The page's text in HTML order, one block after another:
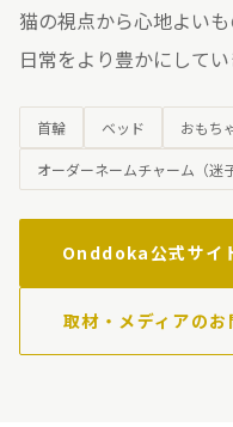
猫の視点から心地よい
日常をより豊かにしてい
首輪 ベッド おもち
オーダーネームチャーム（迷
Onddoka公式サイ
取材・メディアのお